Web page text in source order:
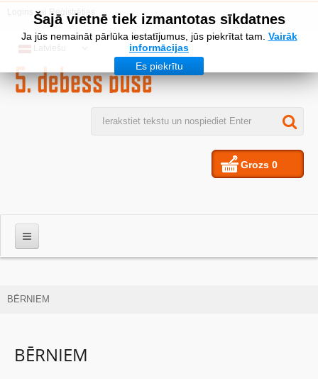
Šajā vietnē tiek izmantotas sīkdatnes
Ja jūs nemaināt pārlūka iestatījumus, jūs piekrītat tam. Vairāk
informācijas
Es piekrītu
vai Reģistrēties
Grozs 0
BĒRNIEM
BĒRNIEM
BĒRNIEM